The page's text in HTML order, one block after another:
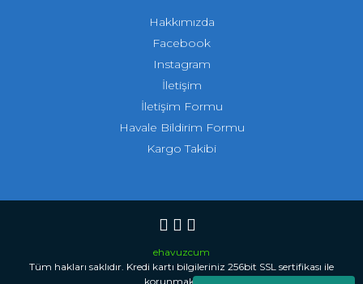
Hakkımızda
Facebook
Instagram
İletişim
İletişim Formu
Havale Bildirim Formu
Kargo Takibi
ehavuzcum
Tüm hakları saklıdır. Kredi kartı bilgileriniz 256bit SSL sertifikası ile
korunmaktadır.